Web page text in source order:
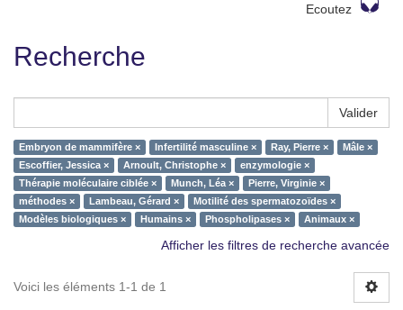
Ecoutez
Recherche
Valider
Embryon de mammifère × Infertilité masculine × Ray, Pierre ×
Mâle ×
Escoffier, Jessica ×
Arnoult, Christophe ×
enzymologie ×
Thérapie moléculaire ciblée ×
Munch, Léa ×
Pierre, Virginie ×
méthodes ×
Lambeau, Gérard ×
Motilité des spermatozoïdes ×
Modèles biologiques ×
Humains × Phospholipases × Animaux ×
Afficher les filtres de recherche avancée
Voici les éléments 1-1 de 1